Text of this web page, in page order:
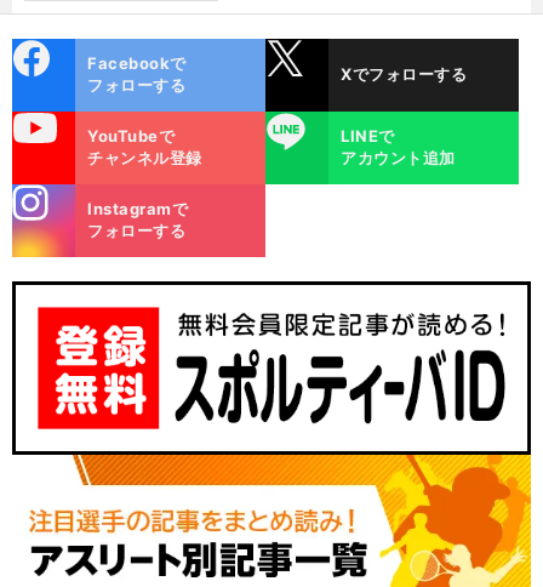
ok
Facebookで
フォローする
Xでフォローする
YouTubeで
チャンネル登録
LINE
LINEで
アカウント追加
m
Instagramで
フォローする